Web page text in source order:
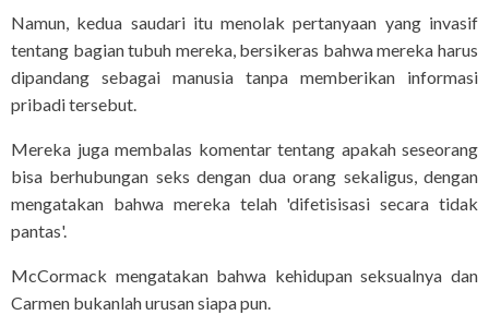
Namun, kedua saudari itu menolak pertanyaan yang invasif
tentang bagian tubuh mereka, bersikeras bahwa mereka harus
dipandang sebagai manusia tanpa memberikan informasi
pribadi tersebut.
Mereka juga membalas komentar tentang apakah seseorang
bisa berhubungan seks dengan dua orang sekaligus, dengan
mengatakan bahwa mereka telah 'difetisisasi secara tidak
pantas'.
McCormack mengatakan bahwa kehidupan seksualnya dan
Carmen bukanlah urusan siapa pun.